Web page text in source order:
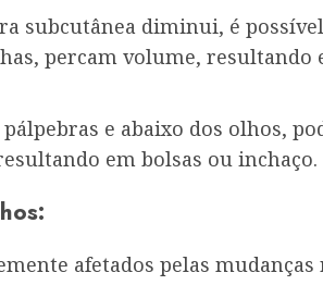
subcutânea diminui, é
percam volume, resultando
e abaixo dos olhos,
em bolsas ou inchaço.
afetados pelas mudanças